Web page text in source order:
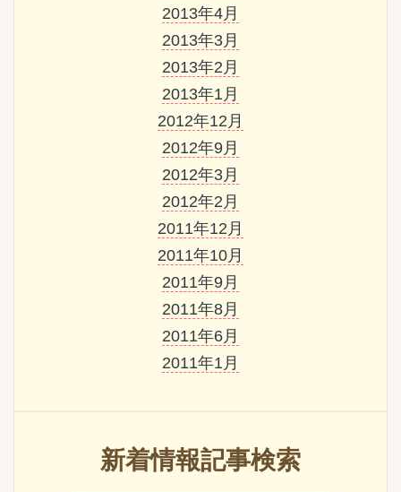
2013年4月
2013年3月
2013年2月
2013年1月
2012年12月
2012年9月
2012年3月
2012年2月
2011年12月
2011年10月
2011年9月
2011年8月
2011年6月
2011年1月
新着情報記事検索